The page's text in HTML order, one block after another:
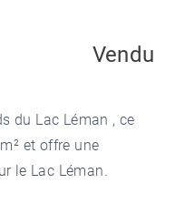
Vendu
du Lac Léman , ce
et offre une
le Lac Léman.